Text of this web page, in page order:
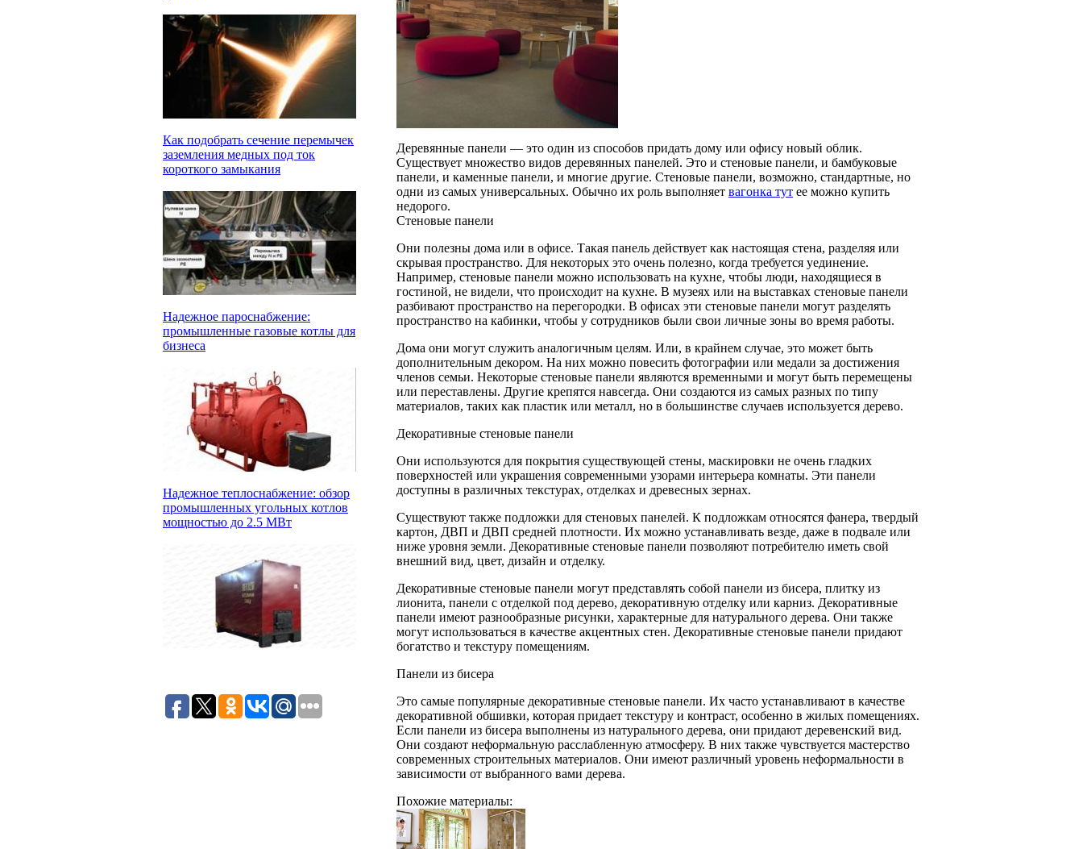
Как подобрать сечение перемычек
заземления медных под ток
короткого замыкания
Надежное пароснабжение:
промышленные газовые котлы для
бизнеса
Надежное теплоснабжение: обзор
промышленных угольных котлов
мощностью до 2.5 МВт
Деревянные панели — это один из способов придать дому или офису новый облик.
Существует множество видов деревянных панелей. Это и стеновые панели, и бамбуковые
панели, и каменные панели, и многие другие. Стеновые панели, возможно, стандартные, но
одни из самых универсальных. Обычно их роль выполняет вагонка тут ее можно купить
недорого.
Стеновые панели
Они полезны дома или в офисе. Такая панель действует как настоящая стена, разделяя или
скрывая пространство. Для некоторых это очень полезно, когда требуется уединение.
Например, стеновые панели можно использовать на кухне, чтобы люди, находящиеся в
гостиной, не видели, что происходит на кухне. В музеях или на выставках стеновые панели
разбивают пространство на перегородки. В офисах эти стеновые панели могут разделять
пространство на кабинки, чтобы у сотрудников были свои личные зоны во время работы.
Дома они могут служить аналогичным целям. Или, в крайнем случае, это может быть
дополнительным декором. На них можно повесить фотографии или медали за достижения
членов семьи. Некоторые стеновые панели являются временными и могут быть перемещены
или переставлены. Другие крепятся навсегда. Они создаются из самых разных по типу
материалов, таких как пластик или металл, но в большинстве случаев используется дерево.
Декоративные стеновые панели
Они используются для покрытия существующей стены, маскировки не очень гладких
поверхностей или украшения современными узорами интерьера комнаты. Эти панели
доступны в различных текстурах, отделках и древесных зернах.
Существуют также подложки для стеновых панелей. К подложкам относятся фанера, твердый
картон, ДВП и ДВП средней плотности. Их можно устанавливать везде, даже в подвале или
ниже уровня земли. Декоративные стеновые панели позволяют потребителю иметь свой
внешний вид, цвет, дизайн и отделку.
Декоративные стеновые панели могут представлять собой панели из бисера, плитку из
лионита, панели с отделкой под дерево, декоративную отделку или карниз. Декоративные
панели имеют разнообразные рисунки, характерные для натурального дерева. Они также
могут использоваться в качестве акцентных стен. Декоративные стеновые панели придают
богатство и текстуру помещениям.
Панели из бисера
Это самые популярные декоративные стеновые панели. Их часто устанавливают в качестве
декоративной обшивки, которая придает текстуру и контраст, особенно в жилых помещениях.
Если панели из бисера выполнены из натурального дерева, они придают деревенский вид.
Они создают неформальную расслабленную атмосферу. В них также чувствуется мастерство
современных строительных материалов. Они имеют различный уровень неформальности в
зависимости от выбранного вами дерева.
Похожие материалы: